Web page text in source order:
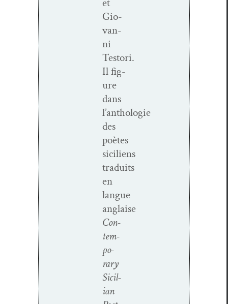
et
Gio­
van­
ni
Testori.
Il fig­
ure
dans
l’anthologie
des
poètes
siciliens
traduits
en
langue
anglaise
Con­
tem­
po­
rary
Sicil­
ian